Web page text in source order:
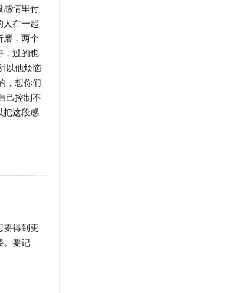
情里付
人在一起
磨，两个
，过的也
以他烦恼
，想你们
己控制不
把这段感
得到更
。要记